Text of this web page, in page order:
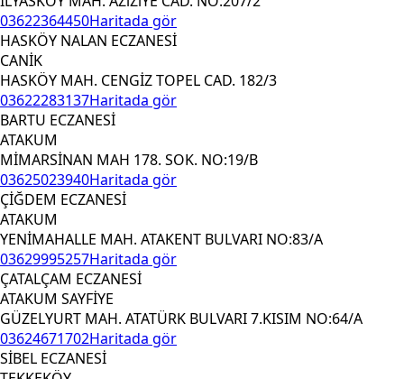
03622364450Haritada gör
HASKÖY NALAN ECZANESİ
CANİK
HASKÖY MAH. CENGİZ TOPEL CAD. 182/3
03622283137Haritada gör
BARTU ECZANESİ
ATAKUM
MİMARSİNAN MAH 178. SOK. NO:19/B
03625023940Haritada gör
ÇİĞDEM ECZANESİ
ATAKUM
YENİMAHALLE MAH. ATAKENT BULVARI NO:83/A
03629995257Haritada gör
ÇATALÇAM ECZANESİ
ATAKUM SAYFİYE
GÜZELYURT MAH. ATATÜRK BULVARI 7.KISIM NO:64/A
03624671702Haritada gör
SİBEL ECZANESİ